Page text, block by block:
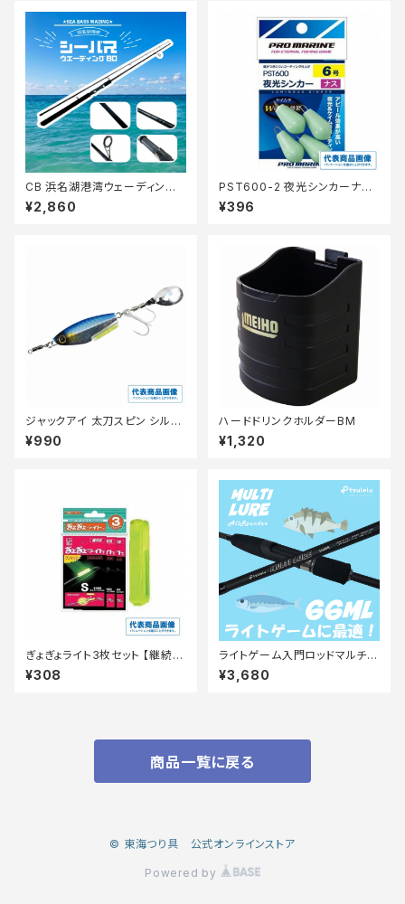
CB 浜名湖港湾ウェーディング
シーバス80【Tオリ】
¥2,860
PST600-2 夜光シンカーナス
2
¥396
ジャックアイ 太刀スピン シルバ
ー青夜光ゼブラ FS418-40
¥990
ハードドリンクホルダーBM
¥1,320
ぎょぎょライト3枚セット 【継続セ
ール_装備】
¥308
ライトゲーム入門ロッドマルチル
アーアジメバル 66ML マットブ
ラック
¥3,680
商品一覧に戻る
© 東海つり具 公式オンラインストア
Powered by